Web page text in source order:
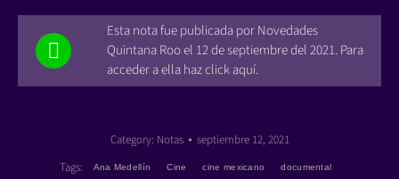
Esta nota fue publicada por Novedades
Quintana Roo el 12 de septiembre del 2021. Para
acceder a ella haz click aquí.
Category: Notas
septiembre 12, 2021
Tags:
Ana Medellín Cine cine mexicano documental